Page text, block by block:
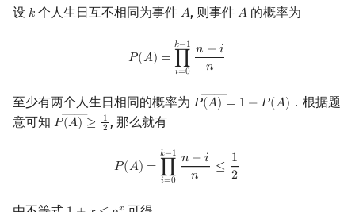
设 𝑘
k 个人生日互不相同为事件𝐴
A, 则事件𝐴
A 的概率为
𝑃(𝐴) =
𝑘−1
∏
𝑖=0
𝑛−𝑖
𝑛
=0k− 1n −i n
至少有两个人生日相同的概率为 𝑃(
――
𝐴) = 1 −𝑃(𝐴)
P(A―) =1− P (A )
．根据题
意可知 𝑃(
――
𝐴) ≥ 1
2
P(A―) ≥12 , 那么就有
𝑃(𝐴) =
𝑘−1
∏
𝑖=0
𝑛−𝑖
𝑛
≤ 1
2
i=0k −1 n−i 2